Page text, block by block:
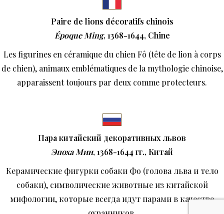
Paire de lions décoratifs chinois
Époque Ming, 1368-1644, Chine
Les figurines en céramique du chien Fô (tête de lion à corps
de chien), animaux emblématiques de la mythologie chinoise,
apparaissent toujours par deux comme protecteurs.
Пара китайский декоративных львов
Эпоха Мин, 1368-1644 гг., Китай
Керамические фигурки собаки Фо (голова льва и тело
собаки), символические животные из китайской
мифологии, которые всегда идут парами в качестве